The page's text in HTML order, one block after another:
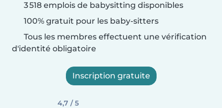
3 518 emplois de babysitting disponibles
100% gratuit pour les baby-sitters
Tous les membres effectuent une vérification
d'identité obligatoire
Inscription gratuite
4,7 / 5